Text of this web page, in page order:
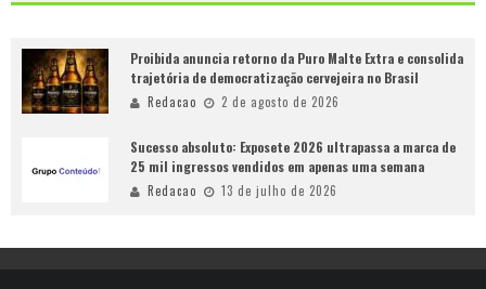
Proibida anuncia retorno da Puro Malte Extra e consolida
trajetória de democratização cervejeira no Brasil
Redacao 2 de agosto de 2026
Sucesso absoluto: Exposete 2026 ultrapassa a marca de
25 mil ingressos vendidos em apenas uma semana
Redacao 13 de julho de 2026